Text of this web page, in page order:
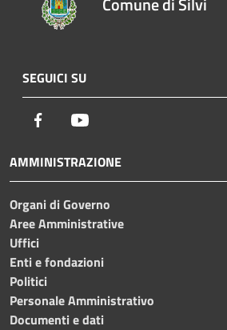
SEGUICI SU
Facebook
AMMINISTRAZIONE
Organi di Governo
Aree Amministrative
Uffici
Enti e fondazioni
Politici
Personale Amministrativo
Documenti e dati